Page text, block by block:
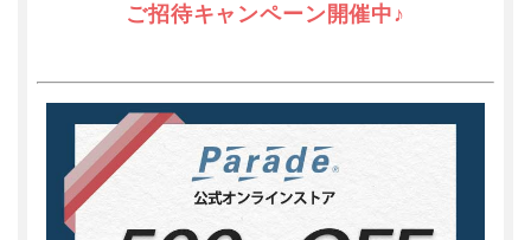
ご招待キャンペーン開催中♪